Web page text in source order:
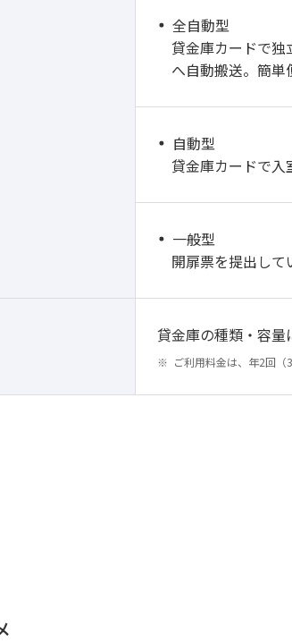
全自動型
貸金庫カードで独
へ自動搬送。簡単
自動型
貸金庫カードで入
一般型
開扉票を提出し
貸金庫の種類・容量
ご利用料金は、年2回